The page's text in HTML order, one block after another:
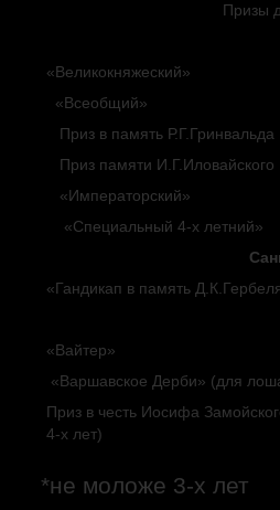
Призы для
«Великокняжеский»
«Всеобщий»
Приз в память Р.Г.Гринвальда
Приз памяти И.Г.Иловайского
«Императорский»
«Специальный 4-х летний»
«Гандикап в память
«Вайтер»
«Варшавское Дерби» (для
Приз в честь Иосифа
4-х лет)
*не моложе 3-х лет